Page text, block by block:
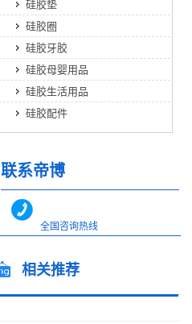
硅胶垫
硅胶圈
硅胶牙胶
硅胶母婴用品
硅胶生活用品
硅胶配件
联系帝博
全国咨询热线
全国咨询热线
相关推荐